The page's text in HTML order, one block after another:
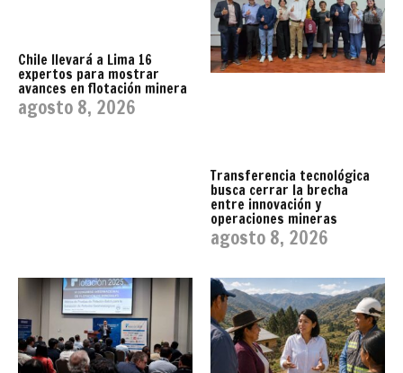
Chile llevará a Lima 16
expertos para mostrar
avances en flotación minera
agosto 8, 2026
Transferencia tecnológica
busca cerrar la brecha
entre innovación y
operaciones mineras
agosto 8, 2026